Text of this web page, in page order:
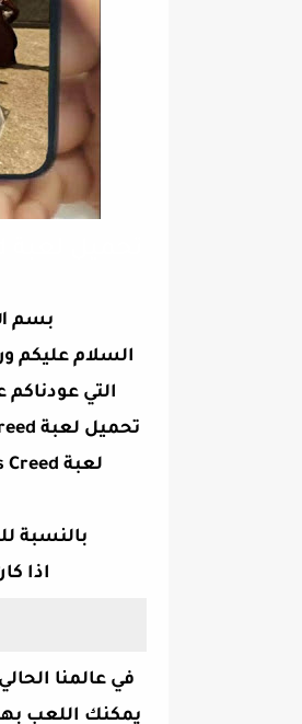
بسم
السلام عليكم
التي
تحميل لعبة Assassins Creed الاصلية للاندرويد والايفون مجانا وبالتحديد او بمعنى ادق،
لعبة Assassins Creed الاصلية للاندرويد والايفون مجانا على هاتفك 2021 من ميديا فاير
بالنسبة
اذا
في عالمنا
يمكنك اللعب